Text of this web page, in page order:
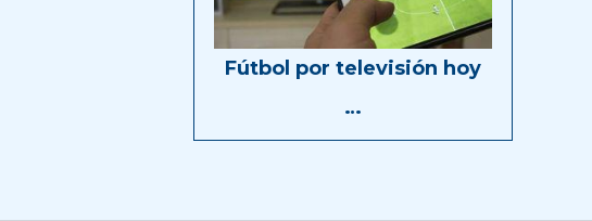
Fútbol por televisión hoy
…